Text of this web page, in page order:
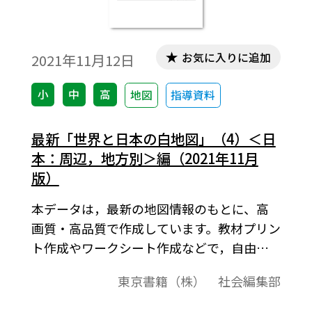
2021年11月12日
小 中 高 地図 指導資料
お気に入りに追加
最新「世界と日本の白地図」（4）＜日
本：周辺，地方別＞編（2021年11月
版）
本データは，最新の地図情報のもとに、高
画質・高品質で作成しています。教材プリン
ト作成やワークシート作成などで，自由に
「世界と日本の白地図」は，（1）＜世界全
東京書籍（株） 社会編集部